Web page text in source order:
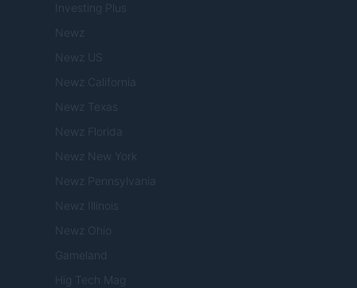
Investing Plus
Newz
Newz US
Newz California
Newz Texas
Newz Florida
Newz New York
Newz Pennsylvania
Newz Illinois
Newz Ohio
Gameland
Hig Tech Mag